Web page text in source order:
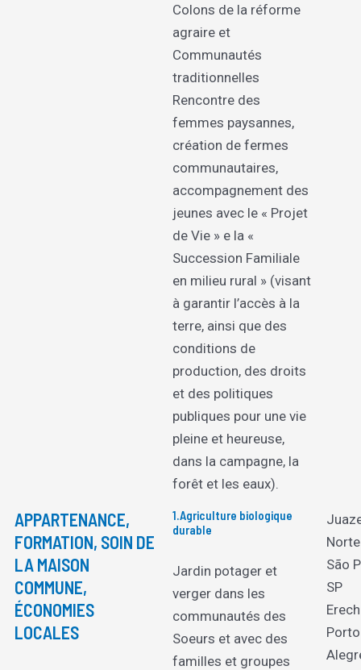
Colons de la réforme
agraire et
Communautés
traditionnelles
Rencontre des
femmes paysannes,
création de fermes
communautaires,
accompagnement des
jeunes avec le « Projet
de Vie » e la «
Succession Familiale
en milieu rural » (visant
à garantir l’accès à la
terre, ainsi que des
conditions de
production, des droits
et des politiques
publiques pour une vie
pleine et heureuse,
dans la campagne, la
forêt et les eaux).
APPARTENANCE,
FORMATION, SOIN DE
LA MAISON
COMMUNE,
ÉCONOMIES
LOCALES
1.Agriculture biologique
durable
Jardin potager et
verger dans les
communautés des
Soeurs et avec des
familles et groupes
São
SP
Porto